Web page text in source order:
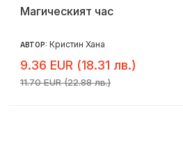
Магическият час
АВТОР: Кристин Хана
9.36 EUR (18.31 лв.)
11.70 EUR (22.88 лв.)